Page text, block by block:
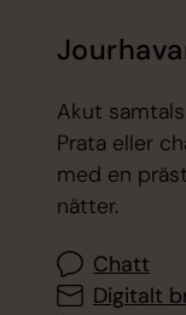
Akut
Prata eller
med en
nätter.
Chatt
Digitalt